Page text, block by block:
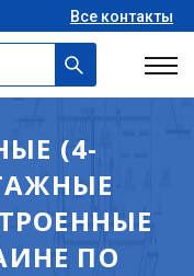
Все контакты
(4-
ПО